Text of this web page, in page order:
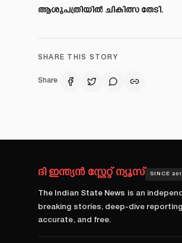
ആശുപത്രിയിൽ ചികിത്സ തേടി.
SHARE THIS STORY
Share
ദി ഇന്ത്യൻ സ്റ്റേറ്റ് ന്യൂസ് SINCE
The Indian State News is an
breaking stories, deep-dive
accurate, and free.